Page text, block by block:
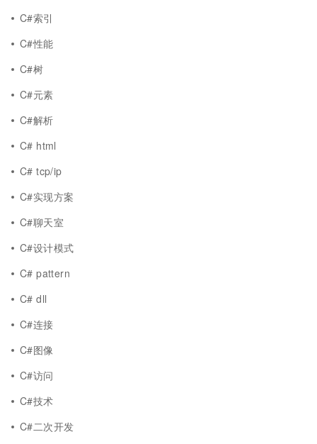
C#索引
C#性能
C#树
C#元素
C#解析
C# html
C# tcp/ip
C#实现方案
C#聊天室
C#设计模式
C# pattern
C# dll
C#连接
C#图像
C#访问
C#技术
C#二次开发